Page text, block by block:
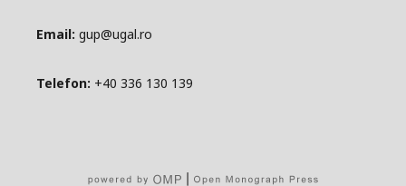
Email: gup@ugal.ro
Telefon: +40 336 130 139